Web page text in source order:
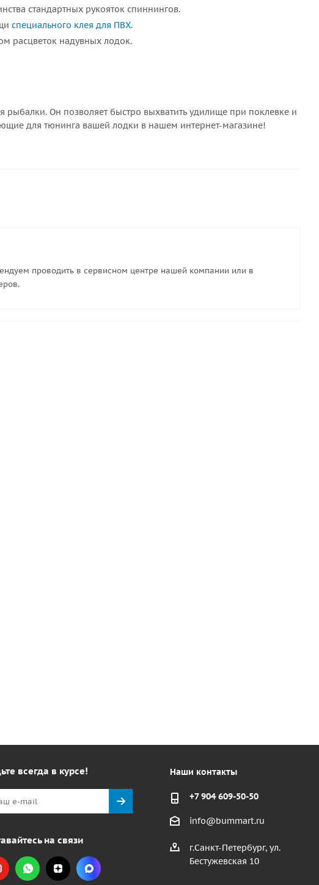
стандартных рукояток спиннингов.
специального клея для ПВХ.
расцветок надувных лодок.
рыбалки. Он позволяет быстро выхватить удилище при поклевке и
для тюнинга вашей лодки в нашем интернет-магазине!
проводить в сервисном центре нашей компании или в
всегда в курсе!
на связи
Наши контакты
+7 904 609-50-50
info@bummart.ru
г.Санкт-Петербург, ул.
Бестужевская 10